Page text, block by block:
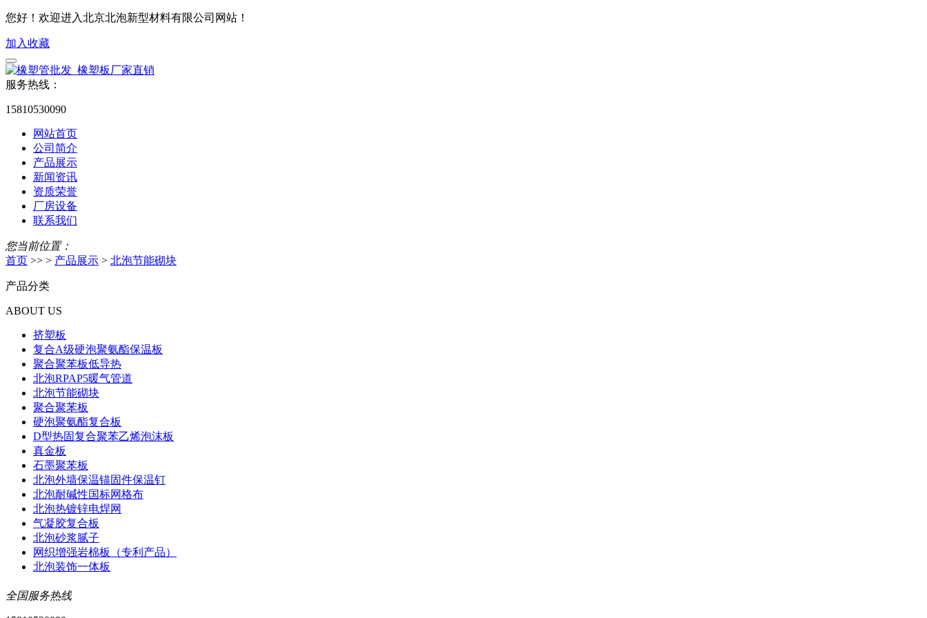
您好！欢迎进入北京北泡新型材料有限公司网站！
加入收藏
服务热线：
15810530090
网站首页
公司简介
产品展示
新闻资讯
资质荣誉
厂房设备
联系我们
您当前位置：
首页 >> > 产品展示 > 北泡节能砌块
产品分类
ABOUT US
挤塑板
复合A级硬泡聚氨酯保温板
聚合聚苯板低导热
北泡RPAP5暖气管道
北泡节能砌块
聚合聚苯板
硬泡聚氨酯复合板
D型热固复合聚苯乙烯泡沫板
真金板
石墨聚苯板
北泡外墙保温锚固件保温钉
北泡耐碱性国标网格布
北泡热镀锌电焊网
气凝胶复合板
北泡砂浆腻子
网织增强岩棉板（专利产品）
北泡装饰一体板
全国服务热线